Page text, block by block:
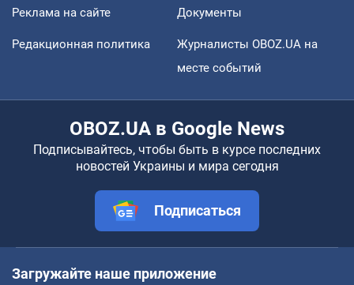
Реклама на сайте Документы
Редакционная политика
Журналисты OBOZ.UA на
месте событий
OBOZ.UA в Google News
Подписывайтесь, чтобы быть в курсе последних
новостей Украины и мира сегодня
Подписаться
Загружайте наше приложение